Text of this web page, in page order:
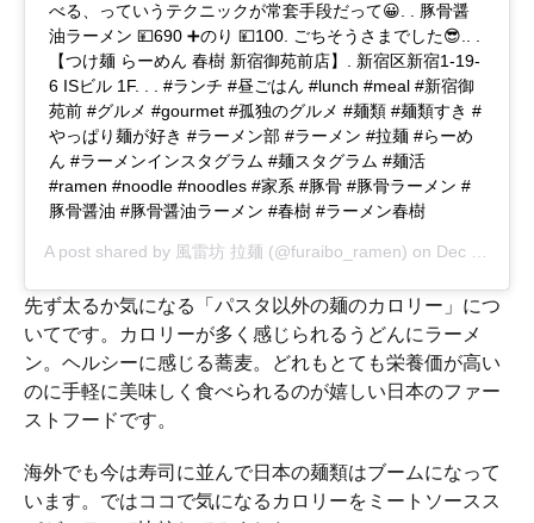
べる、っていうテクニックが常套手段だって😀. . 豚骨醤
油ラーメン 💴690 ➕のり 💴100. ごちそうさまでした😎.. .
【つけ麺 らーめん 春樹 新宿御苑前店】. 新宿区新宿1-19-
6 ISビル 1F. . . #ランチ #昼ごはん #lunch #meal #新宿御
苑前 #グルメ #gourmet #孤独のグルメ #麺類 #麺類すき #
やっぱり麺が好き #ラーメン部 #ラーメン #拉麺 #らーめ
ん #ラーメンインスタグラム #麺スタグラム #麺活
#ramen #noodle #noodles #家系 #豚骨 #豚骨ラーメン #
豚骨醤油 #豚骨醤油ラーメン #春樹 #ラーメン春樹
A post shared by 風雷坊 拉麺 (@furaibo_ramen) on Dec 5, 2018 at 2:25pm PST
先ず太るか気になる「パスタ以外の麺のカロリー」につ
いてです。カロリーが多く感じられるうどんにラーメ
ン。ヘルシーに感じる蕎麦。どれもとても栄養価が高い
のに手軽に美味しく食べられるのが嬉しい日本のファー
ストフードです。
海外でも今は寿司に並んで日本の麺類はブームになって
います。ではココで気になるカロリーをミートソースス